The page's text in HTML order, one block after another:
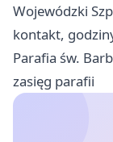
Wojewódzki
kontakt,
Parafia św.
zasięg parafii